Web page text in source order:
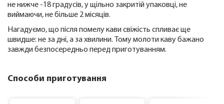
не нижче -18 градусів, у щільно закритій упаковці, не
виймаючи, не більше 2 місяців.
Нагадуємо, що після помелу кави свіжість спливає ще
швидше: не за дні, а за хвилини. Тому молоти каву бажано
завжди безпосередньо перед приготуванням.
Способи приготування